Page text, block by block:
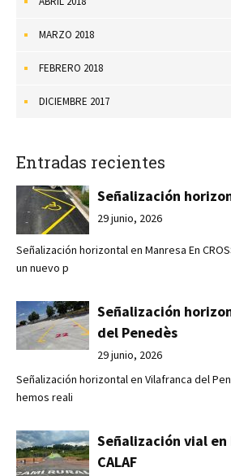
MARZO 2018
FEBRERO 2018
DICIEMBRE 2017
Entradas recientes
Señalización
29 junio, 2026
Señalización horizontal en Manresa En
un nuevo p
Señalización
del Penedès
29 junio, 2026
Señalización horizontal en Vilafranca del
hemos reali
Señalización vial en
CALAF